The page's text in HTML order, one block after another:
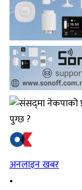
अनलाइन खबर
•